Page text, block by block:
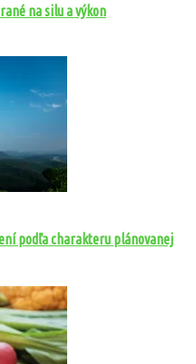
na silu a výkon
podľa charakteru plánovanej